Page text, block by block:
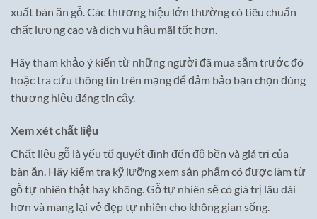
xuất bàn ăn gỗ. Các thương hiệu lớn thường có tiêu chuẩn
chất lượng cao và dịch vụ hậu mãi tốt hơn.
Hãy tham khảo ý kiến từ những người đã mua sắm trước đó
hoặc tra cứu thông tin trên mạng để đảm bảo bạn chọn đúng
thương hiệu đáng tin cậy.
Xem xét chất liệu
Chất liệu gỗ là yếu tố quyết định đến độ bền và giá trị của
bàn ăn. Hãy kiểm tra kỹ lưỡng xem sản phẩm có được làm từ
gỗ tự nhiên thật hay không. Gỗ tự nhiên sẽ có giá trị lâu dài
hơn và mang lại vẻ đẹp tự nhiên cho không gian sống.